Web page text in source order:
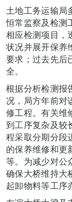
土地工务运输局
恒常监察及检测
相应检测项目，
状况并展开保养
要求；过去先后
全。
根据分析检测报
况，局方年前对
修工程。有关维
到工序复杂及较
程采取分期分段
的保养维修和更
等。为减少对公
确保大桥维持大
起卸物料等工序